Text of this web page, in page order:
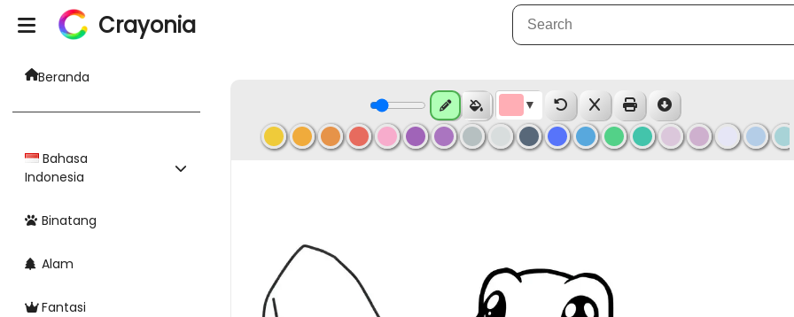
Crayonia
Beranda
Bahasa
Indonesia
Binatang
Alam
Fantasi